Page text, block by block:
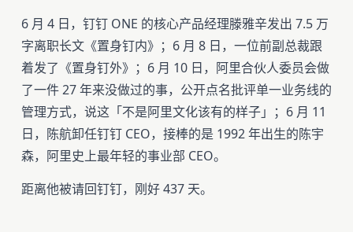
6 月 4 日，钉钉 ONE 的核心产品经理滕雅辛发出 7.5 万
字离职长文《置身钉内》；6 月 8 日，一位前副总裁跟
着发了《置身钉外》；6 月 10 日，阿里合伙人委员会做
了一件 27 年来没做过的事，公开点名批评单一业务线的
管理方式，说这「不是阿里文化该有的样子」；6 月 11
日，陈航卸任钉钉 CEO，接棒的是 1992 年出生的陈宇
森，阿里史上最年轻的事业部 CEO。
距离他被请回钉钉，刚好 437 天。